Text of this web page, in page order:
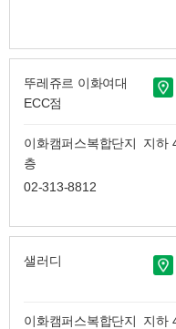
뚜레쥬르 이화여대
ECC점
이화캠퍼스복합단지 지하
층
02-313-8812
샐러디
이화캠퍼스복합단지 지하